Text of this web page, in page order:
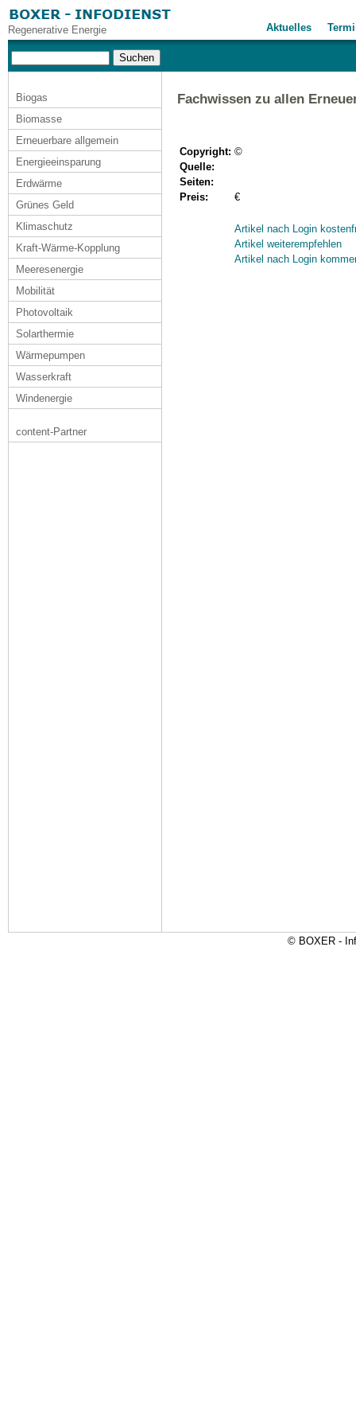
Regenerative Energie Aktuelles
Biogas
Biomasse
Erneuerbare allgemein
Energieeinsparung
Erdwärme
Grünes Geld
Klimaschutz
Kraft-Wärme-Kopplung
Meeresenergie
Mobilität
Photovoltaik
Solarthermie
Wärmepumpen
Wasserkraft
Windenergie
content-Partner
Fachwissen zu allen
Copyright: ©
Quelle:
Seiten:
Preis:
€
Artikel nach Login
Artikel weiterempfehlen
Artikel nach Login
© BOXER -